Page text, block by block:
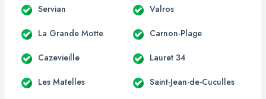
Servian Valros
La Grande Motte Carnon-Plage
Cazevieille Lauret 34
Les Matelles Saint-Jean-de-Cuculles